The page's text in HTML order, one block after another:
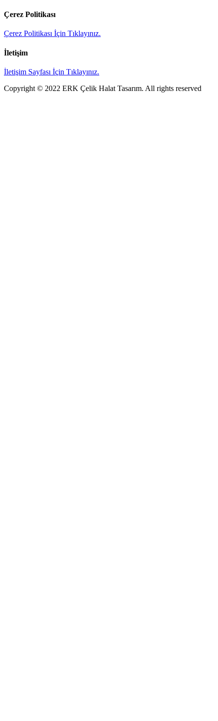
Çerez Politikası
Çerez Politikası İçin Tıklayınız.
İletişim
İletişim Sayfası İçin Tıklayınız.
Copyright © 2022 ERK Çelik Halat Tasarım. All rights reserved